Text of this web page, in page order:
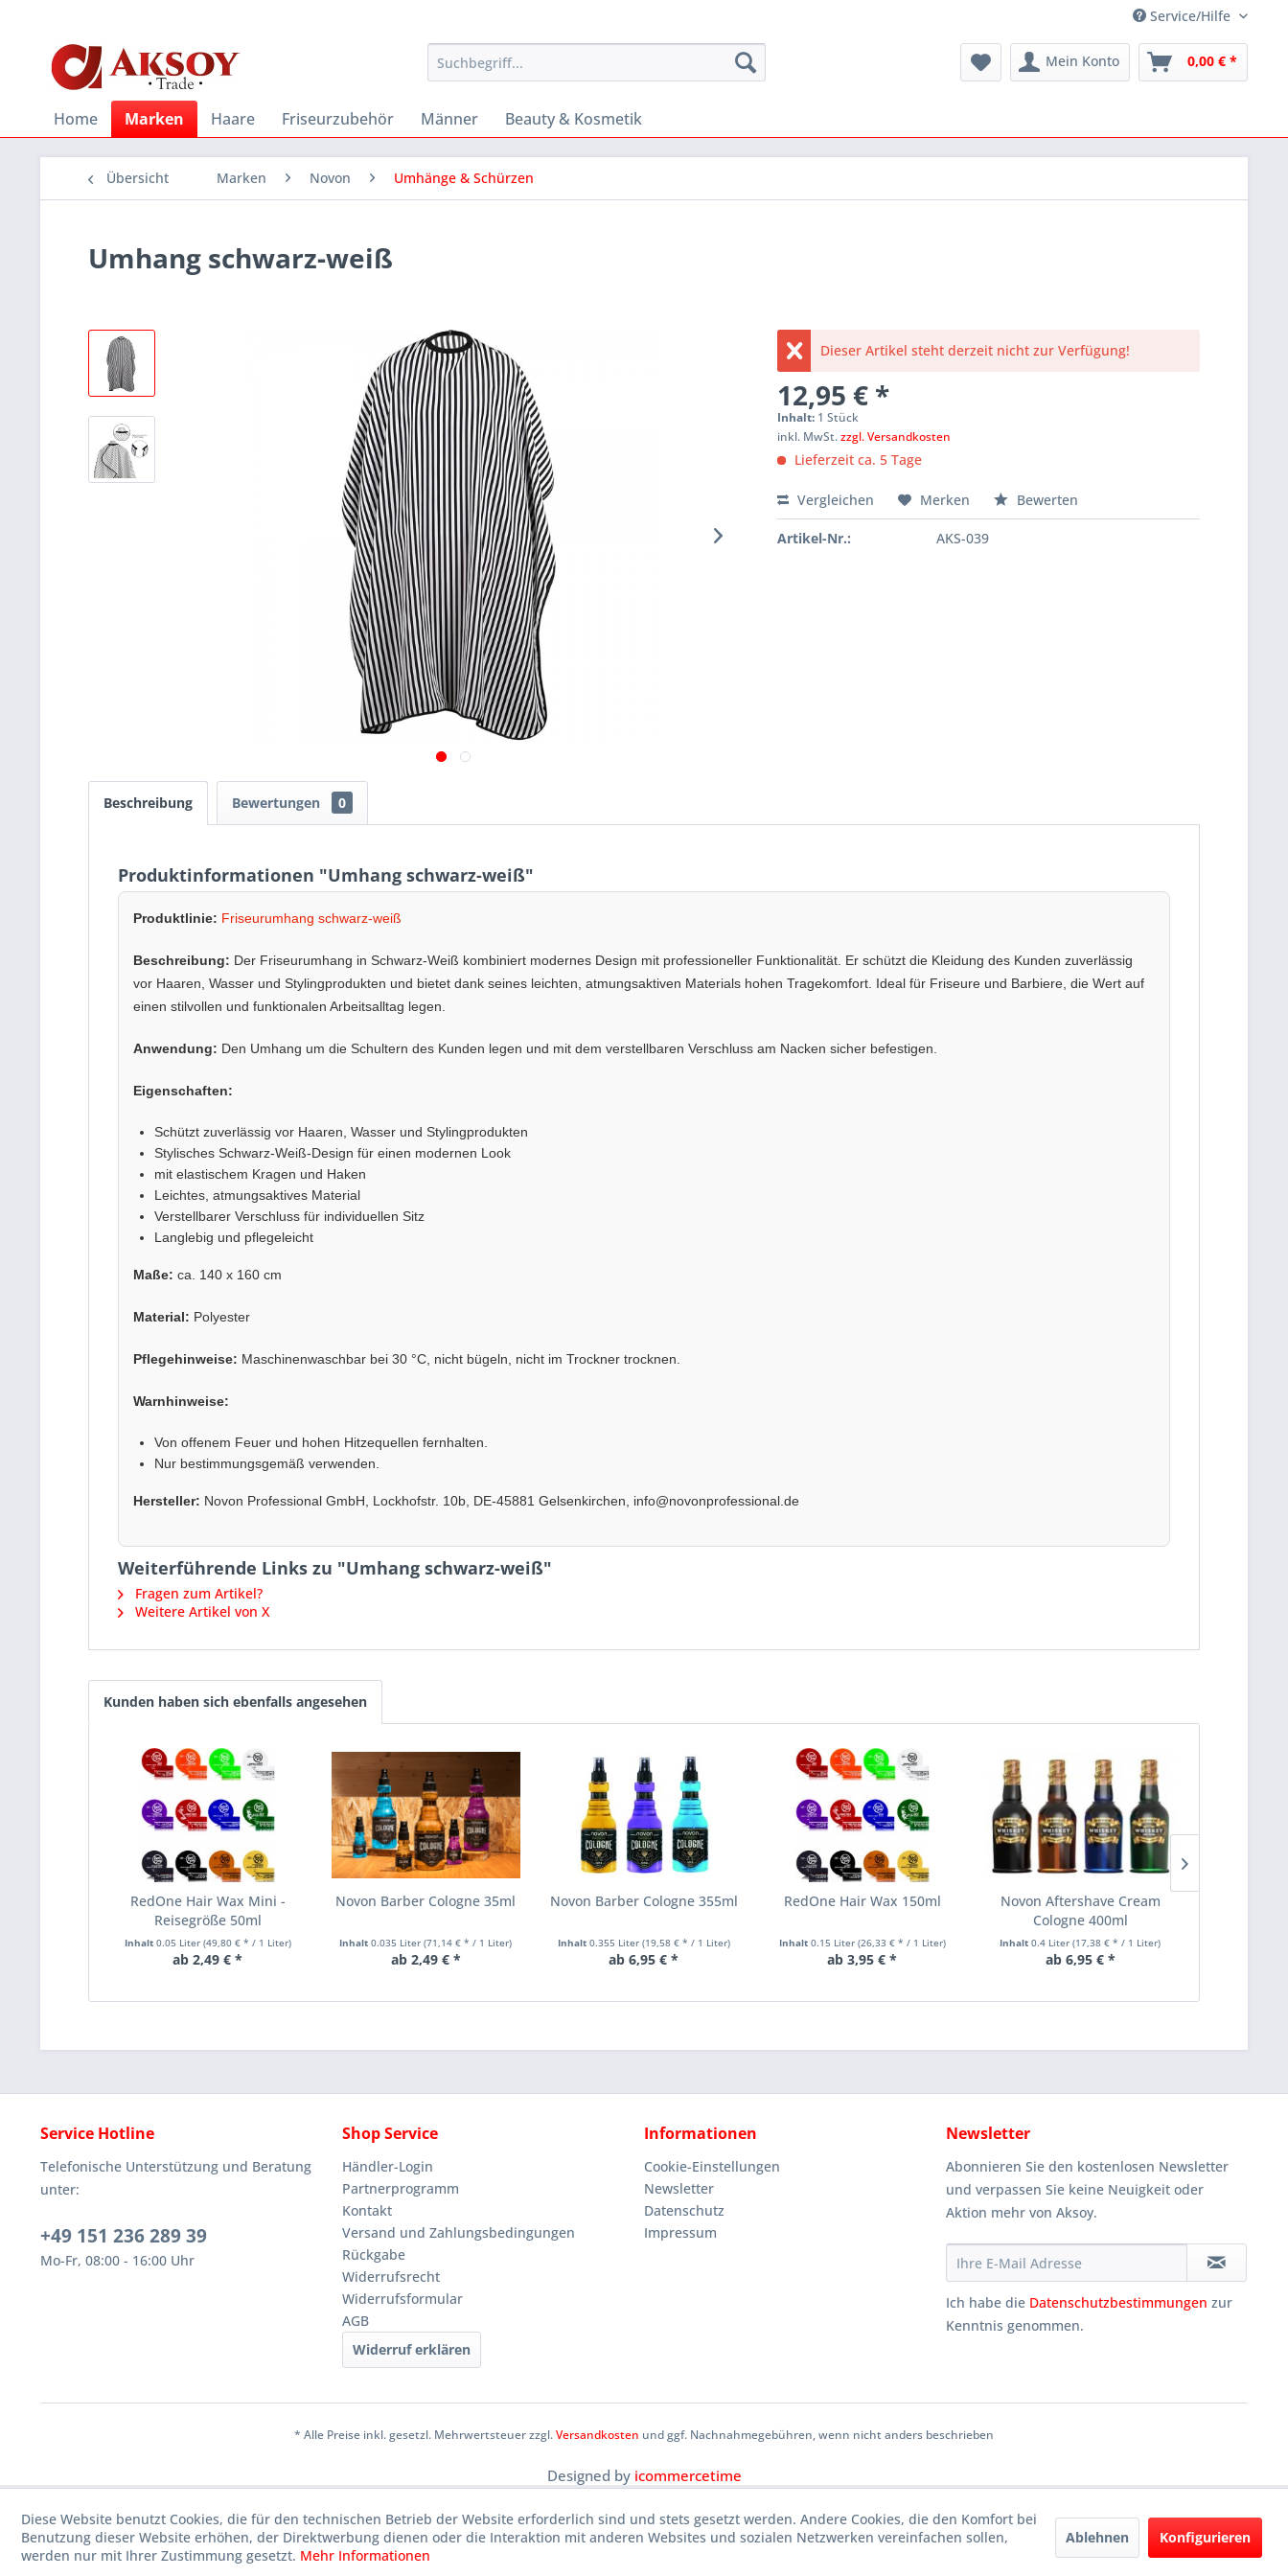
Service/Hilfe
Mein Konto 0,00 € *
Home Marken Haare Friseurzubehör Männer Beauty & Kosmetik
Übersicht Marken Novon Umhänge & Schürzen
Umhang schwarz-weiß
Dieser Artikel steht derzeit nicht zur Verfügung!
12,95 € *
Inhalt: 1 Stück
inkl. MwSt.zzgl. Versandkosten
Lieferzeit ca. 5 Tage
Vergleichen Merken Bewerten
Artikel-Nr.: AKS-039
Beschreibung Bewertungen 0
Produktinformationen "Umhang schwarz-weiß"
Produktlinie: Friseurumhang schwarz-weiß
Beschreibung: Der Friseurumhang in Schwarz-Weiß kombiniert modernes Design mit professioneller Funktionalität. Er schützt die Kleidung des Kunden zuverlässig
vor Haaren, Wasser und Stylingprodukten und bietet dank seines leichten, atmungsaktiven Materials hohen Tragekomfort. Ideal für Friseure und Barbiere, die Wert auf
einen stilvollen und funktionalen Arbeitsalltag legen.
Anwendung: Den Umhang um die Schultern des Kunden legen und mit dem verstellbaren Verschluss am Nacken sicher befestigen.
Eigenschaften:
Schützt zuverlässig vor Haaren, Wasser und Stylingprodukten
Stylisches Schwarz-Weiß-Design für einen modernen Look
mit elastischem Kragen und Haken
Leichtes, atmungsaktives Material
Verstellbarer Verschluss für individuellen Sitz
Langlebig und pflegeleicht
Maße: ca. 140 x 160 cm
Material: Polyester
Pflegehinweise: Maschinenwaschbar bei 30 °C, nicht bügeln, nicht im Trockner trocknen.
Warnhinweise:
Von offenem Feuer und hohen Hitzequellen fernhalten.
Nur bestimmungsgemäß verwenden.
Hersteller: Novon Professional GmbH, Lockhofstr. 10b, DE-45881 Gelsenkirchen, info@novonprofessional.de
Weiterführende Links zu "Umhang schwarz-weiß"
Fragen zum Artikel?
Weitere Artikel von X
Kunden haben sich ebenfalls angesehen
RedOne Hair Wax Mini -
Reisegröße 50ml
Inhalt 0.05 Liter (49,80 € * / 1 Liter)
ab 2,49 € *
Novon Barber Cologne 35ml
Inhalt0.035 Liter(71,14 € * / 1 Liter)
ab 2,49 € *
Novon Barber Cologne 355ml
Inhalt 0.355 Liter (19,58 € * / 1 Liter)
ab 6,95 € *
RedOne Hair Wax 150ml
Inhalt 0.15 Liter (26,33 € * / 1 Liter)
ab 3,95 € *
Novon Aftershave Cream
Cologne 400ml
Inhalt0.4 Liter(17,38 € * / 1 Liter)
ab 6,95 € *
Service Hotline
Telefonische Unterstützung und Beratung
unter:
+49 151 236 289 39
Mo-Fr, 08:00 - 16:00 Uhr
Shop Service
Händler-Login
Partnerprogramm
Kontakt
Versand und Zahlungsbedingungen
Rückgabe
Widerrufsrecht
Widerrufsformular
AGB
Widerruf erklären
Informationen
Cookie-Einstellungen
Newsletter
Datenschutz
Impressum
Newsletter
Abonnieren Sie den kostenlosen Newsletter
und verpassen Sie keine Neuigkeit oder
Aktion mehr von Aksoy.
Ich habe die Datenschutzbestimmungen zur
Kenntnis genommen.
* Alle Preise inkl. gesetzl. Mehrwertsteuer zzgl.Versandkosten und ggf. Nachnahmegebühren, wenn nicht anders beschrieben
Designed by icommercetime
Diese Website benutzt Cookies, die für den technischen Betrieb der Website erforderlich sind und stets gesetzt werden. Andere Cookies, die den Komfort bei
Benutzung dieser Website erhöhen, der Direktwerbung dienen oder die Interaktion mit anderen Websites und sozialen Netzwerken vereinfachen sollen,
werden nur mit Ihrer Zustimmung gesetzt. Mehr Informationen
Ablehnen Konfigurieren